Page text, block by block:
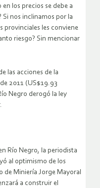
los precios se debe a
Si nos inclinamos por la
provinciales les conviene
riesgo? Sin mencionar
las acciones de la
2011 (US$19.93
Negro derogó la ley
Río Negro, la periodista
al optimismo de los
de Miniería Jorge Mayoral
a construir el